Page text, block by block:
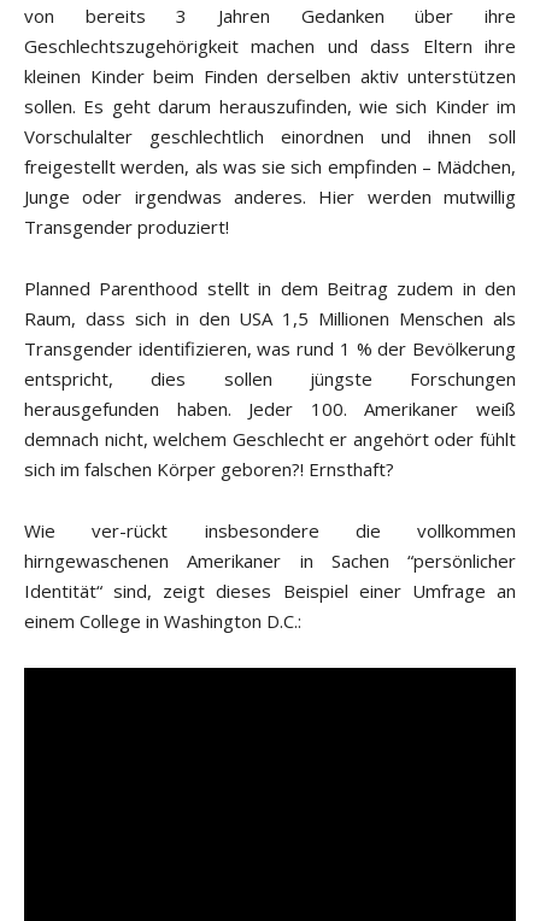
von bereits 3 Jahren Gedanken über ihre
Geschlechtszugehörigkeit machen und dass Eltern ihre
kleinen Kinder beim Finden derselben aktiv unterstützen
sollen. Es geht darum herauszufinden, wie sich Kinder im
Vorschulalter geschlechtlich einordnen und ihnen soll
freigestellt werden, als was sie sich empfinden – Mädchen,
Junge oder irgendwas anderes. Hier werden mutwillig
Transgender produziert!
Planned Parenthood stellt in dem Beitrag zudem in den
Raum, dass sich in den USA 1,5 Millionen Menschen als
Transgender identifizieren, was rund 1 % der Bevölkerung
entspricht, dies sollen jüngste Forschungen
herausgefunden haben. Jeder 100. Amerikaner weiß
demnach nicht, welchem Geschlecht er angehört oder fühlt
sich im falschen Körper geboren?! Ernsthaft?
Wie ver-rückt insbesondere die vollkommen
hirngewaschenen Amerikaner in Sachen “persönlicher
Identität“ sind, zeigt dieses Beispiel einer Umfrage an
einem College in Washington D.C.: